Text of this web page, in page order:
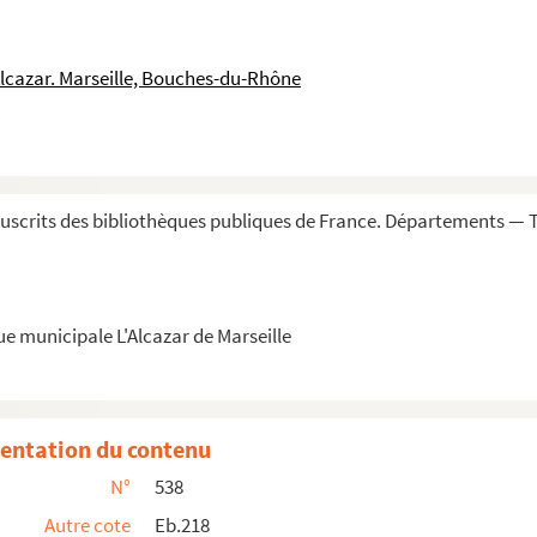
Marseille, Bouches-du-Rhône
des bibliothèques publiques de France. Départements —
municipale L'Alcazar de Marseille
Cinquième partie, où l'on examine particu...
et la grâce, avec les sentimens d...
Jésuites. — Trois volumes
de Malines »
en chaire par le P. Parriel, jésuite,...
manière que ce soit la constitution
France, qui ont eu part à la constitution
»
préjugés légitimes contre la constitution
au P. Truillier, de l'Oratoire, du 13 août 1...
du contenu
N°
538
Autre cote
Eb.218